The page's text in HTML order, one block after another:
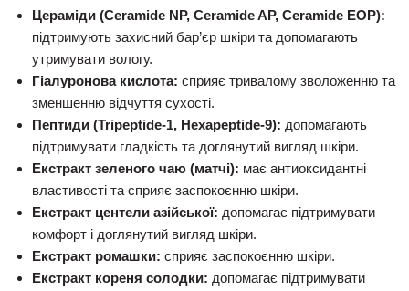
Цераміди (Ceramide NP, Ceramide AP, Ceramide EOP):
підтримують захисний бар’єр шкіри та допомагають
утримувати вологу.
Гіалуронова кислота: сприяє тривалому зволоженню та
зменшенню відчуття сухості.
Пептиди (Tripeptide-1, Hexapeptide-9): допомагають
підтримувати гладкість та доглянутий вигляд шкіри.
Екстракт зеленого чаю (матчі): має антиоксидантні
властивості та сприяє заспокоєнню шкіри.
Екстракт центели азійської: допомагає підтримувати
комфорт і доглянутий вигляд шкіри.
Екстракт ромашки: сприяє заспокоєнню шкіри.
Екстракт кореня солодки: допомагає підтримувати